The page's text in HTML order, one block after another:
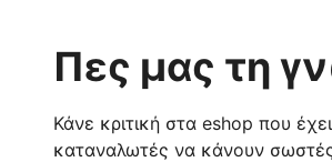
Πες μας τη
Κάνε κριτική στα eshop που
καταναλωτές να κάνουν